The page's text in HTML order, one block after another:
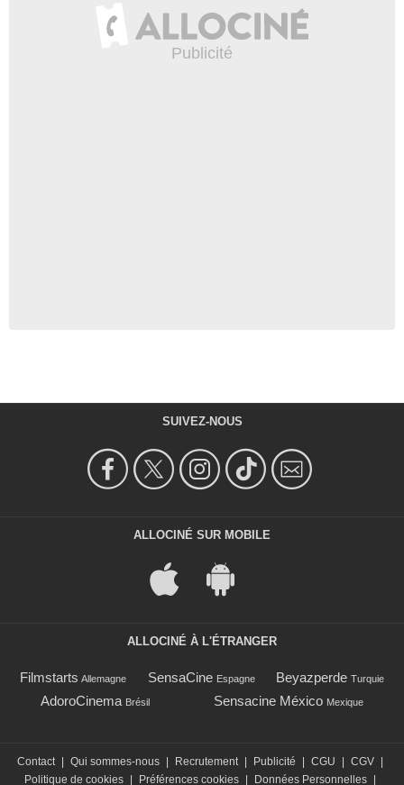
SUIVEZ-NOUS
ALLOCINÉ SUR MOBILE
ALLOCINÉ À L'ÉTRANGER
Filmstarts Allemagne SensaCine Espagne Beyazperde Turquie
AdoroCinema Brésil Sensacine México Mexique
Contact Qui sommes-nous Recrutement Publicité CGU CGV
Politique de cookies
Préférences cookies Données Personnelles